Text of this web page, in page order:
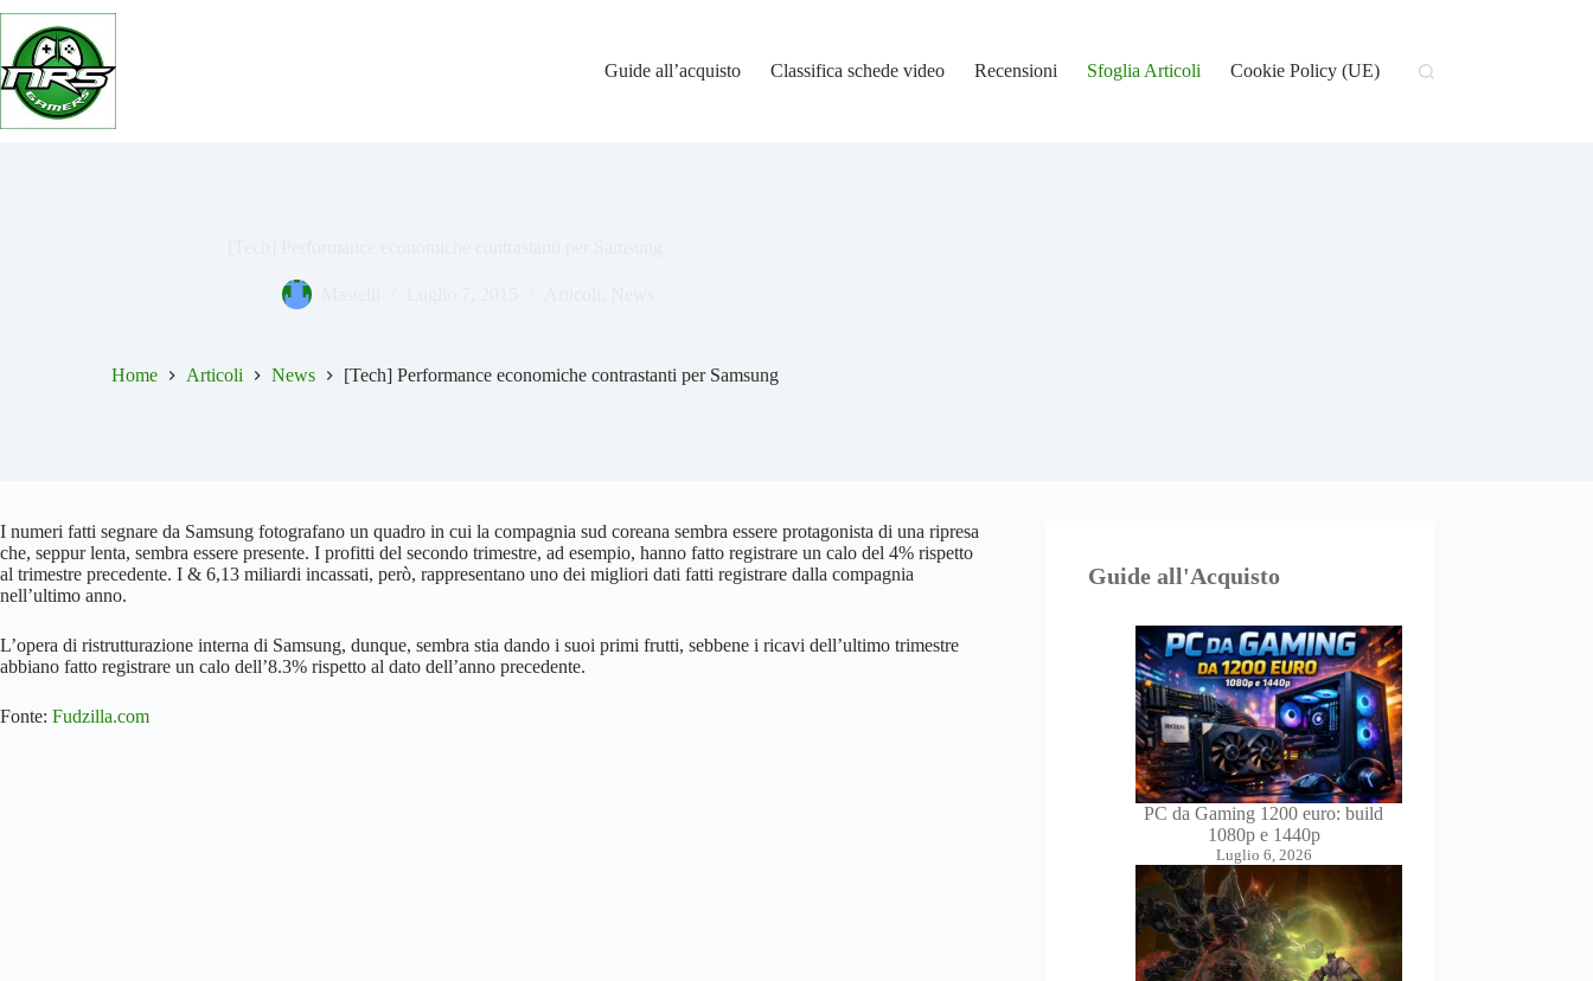
Salta
contenuto
Guide all’acquisto
Classifica schede video Recensioni Sfoglia Articoli Cookie Policy (UE)
Home Articoli News [Tech] Performance economiche contrastanti per Samsung
I numeri fatti segnare da Samsung fotografano un quadro in cui la compagnia sud coreana sembra essere protagonista di una ripresa
che, seppur lenta, sembra essere presente. I profitti del secondo trimestre, ad esempio, hanno fatto registrare un calo del 4% rispetto
al trimestre precedente. I & 6,13 miliardi incassati, però, rappresentano uno dei migliori dati fatti registrare dalla compagnia
nell’ultimo anno.
L’opera di ristrutturazione interna di Samsung, dunque, sembra stia dando i suoi primi frutti, sebbene i ricavi dell’ultimo trimestre
abbiano fatto registrare un calo dell’8.3% rispetto al dato dell’anno precedente.
Fonte: Fudzilla.com
Guide all'Acquisto
PC da Gaming 1200 euro: build
1080p e 1440p
Luglio 6, 2026